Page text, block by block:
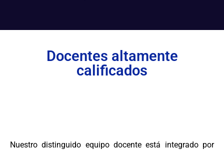
Docentes altamente
calificados
Nuestro distinguido equipo docente está integrado por